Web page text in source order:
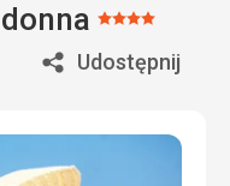
Ocena:
4/5
Udostępnij